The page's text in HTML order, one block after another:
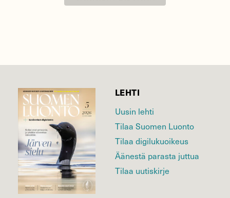
LEHTI
Uusin lehti
Tilaa Suomen Luonto
Tilaa digilukuoikeus
Äänestä parasta juttua
Tilaa uutiskirje